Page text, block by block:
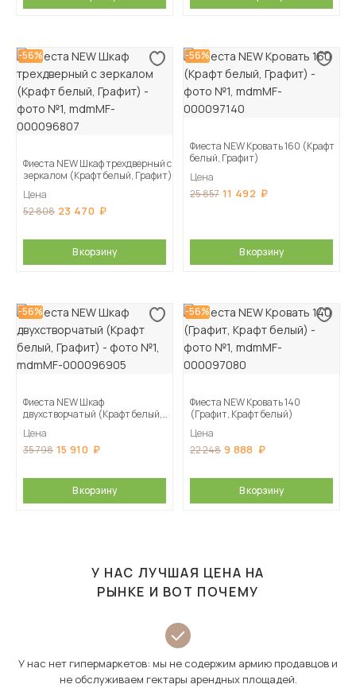
-56%
Фиеста NEW Шкаф трехдверный с
зеркалом (Крафт белый, Графит)
Цена
52 808 23 470
В корзину
-56%
Фиеста NEW Кровать 160 (Крафт
белый, Графит)
Цена
25 857 11 492
В корзину
-56%
Фиеста NEW Шкаф
двухстворчатый (Крафт белый,
Цена
35 798 15 910
В корзину
-56%
Фиеста NEW Кровать 140
(Графит, Крафт белый)
Цена
22 248 9 888
В корзину
У НАС ЛУЧШАЯ ЦЕНА НА
РЫНКЕ И ВОТ ПОЧЕМУ
У нас нет гипермаркетов: мы не содержим армию продавцов и
не обслуживаем гектары арендных площадей.